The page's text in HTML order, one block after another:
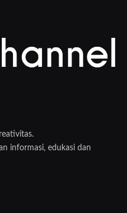
informasi, edukasi dan